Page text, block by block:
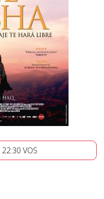
22:30 VOS